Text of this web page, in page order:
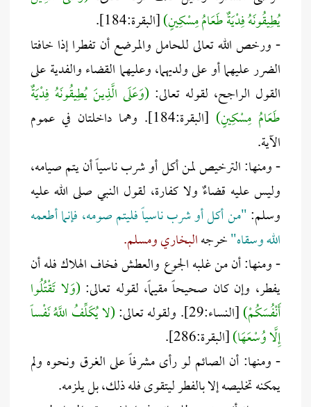
يُطِيقُونَهُ فِدْيَةٌ طَعَامُ مِسْكِينٍ)[البقرة:184].
- ورخص الله تعالى للحامل والمرضع أن تفطرا إذا خافتا
الضرر عليهما أو على ولديهما، وعليهما القضاء والفدية على
القول الراجح، لقوله تعالى: (وَعَلَى الَّذِينَ يُطِيقُونَهُ فِدْيَةٌ
طَعَامُ مِسْكِينٍ)
[البقرة:184]. وهما داخلتان في عموم
الآية.
- ومنها: الترخيص لمن أكل أو شرب ناسياً أن يتم صيامه،
وليس عليه قضاءٌ ولا كفارة، لقول النبي صلى الله عليه
وسلم:"من أكل أو شرب ناسياً فليتم صومه، فإنما أطعمه
الله وسقاه"خرجهالبخاري ومسلم.
- ومنها: أن من غلبه الجوع والعطش فخاف الهلاك فله أن
يفطر، وإن كان صحيحاً مقيماً، لقوله تعالى: (وَلا تَقْتُلُوا
أَنْفُسَكُمْ)[النساء:29]. ولقوله تعالى:
(لا يُكَلِّفُ اللَّهُ نَفْساً
إِلَّا وُسْعَهَا)[البقرة:286].
- ومنها: أن الصائم لو رأى مشرفاً على الغرق ونحوه ولم
يمكنه تخليصه إلا بالفطر ليتقوى فله ذلك، بل يلزمه.